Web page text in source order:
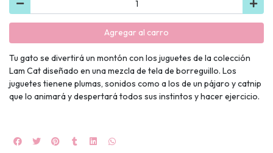
Agregar al carro
Tu gato se divertirá un montón con los juguetes de la colección
Lam Cat diseñado en una mezcla de tela de borreguillo. Los
juguetes tienene plumas, sonidos como a los de un pájaro y catnip
que lo animará y despertará todos sus instintos y hacer ejercicio.